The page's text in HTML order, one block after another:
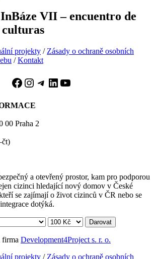
VII – encuentro de
projekty / Zásady o ochraně osobních
/Kontakt
Facebook
Instagram
Telegram
LinkedIn
YouTube
00 Praha 2
a otevřený prostor, kam pro podporou
cizinci hledající nový domov v České
se zajímají o život cizinců v ČR nebo se
dotýká.
Darovat
firma Development4Project s. r. o.
projekty / Zásady o ochraně osobních